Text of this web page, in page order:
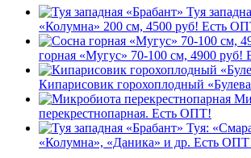
Туя
«Колумна» 200 см, 4500 руб! Есть
горная «Мугус» 70-100 см, 4900
Кипарисовик горохоплодный
перекрестнопарная. Есть ОПТ!
Туя:
«Колумна», «Даника» и др. Есть